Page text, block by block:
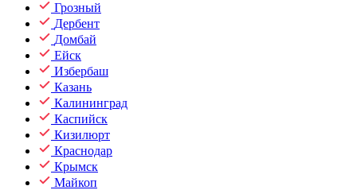
Грозный
Дербент
Домбай
Ейск
Избербаш
Казань
Калининград
Каспийск
Кизилюрт
Краснодар
Крымск
Майкоп